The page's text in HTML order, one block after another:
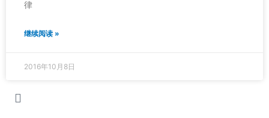
律
继续阅读 »
2016年10月8日